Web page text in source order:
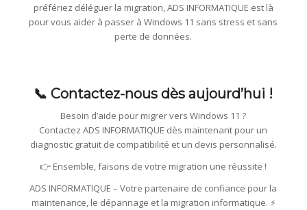
préfériez déléguer la migration, ADS INFORMATIQUE est là
pour vous aider à passer à Windows 11 sans stress et sans
perte de données.
📞 Contactez-nous dès aujourd’hui !
Besoin d’aide pour migrer vers Windows 11 ?
Contactez ADS INFORMATIQUE dès maintenant pour un
diagnostic gratuit de compatibilité et un devis personnalisé.
👉 Ensemble, faisons de votre migration une réussite !
ADS INFORMATIQUE – Votre partenaire de confiance pour la
maintenance, le dépannage et la migration informatique. ⚡